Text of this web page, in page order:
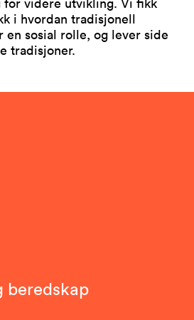
i hvordan tradisjonell
en sosial rolle, og lever side
tradisjoner.
beredskap